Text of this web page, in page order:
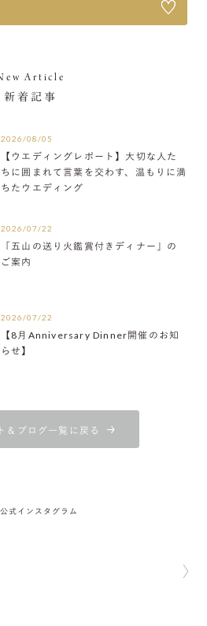
Article
新着記事
2026/08/05
【ウエディングレポート】大切な人た
ちに囲まれて言葉を交わす、温もりに満
ちたウエディング
2026/07/22
「五山の送り火鑑賞付きディナー」の
ご案内
2026/07/22
【8月Anniversary Dinner開催のお知
らせ】
＆ブログ一覧に戻る
公式インスタグラム